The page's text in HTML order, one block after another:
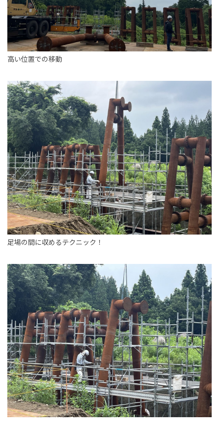
高い位置での移動
足場の間に収めるテクニック！